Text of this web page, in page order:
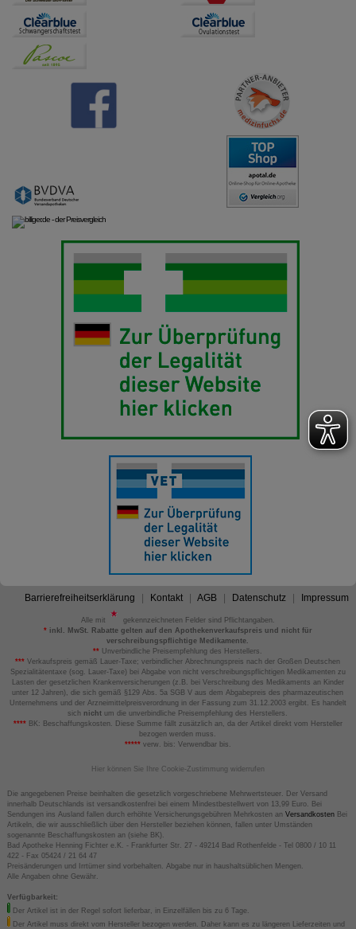
Barrierefreiheitserklärung Kontakt AGB Datenschutz Impressum
Alle mit
gekennzeichneten Felder sind Pflichtangaben.
*inkl. MwSt. Rabatte gelten auf den Apothekenverkaufspreis und nicht für
verschreibungspflichtige Medikamente.
** Unverbindliche Preisempfehlung des Herstellers.
*** Verkaufspreis gemäß Lauer-Taxe; verbindlicher Abrechnungspreis nach der Großen Deutschen
Spezialitätentaxe (sog. Lauer-Taxe) bei Abgabe von nicht verschreibungspflichtigen Medikamenten zu
Lasten der gesetzlichen Krankenversicherungen (z.B. bei Verschreibung des Medikaments an Kinder
unter 12 Jahren), die sich gemäß §129 Abs. 5a SGB V aus dem Abgabepreis des pharmazeutischen
Unternehmens und der Arzneimittelpreisverordnung in der Fassung zum 31.12.2003 ergibt. Es handelt
sich nicht um die unverbindliche Preisempfehlung des Herstellers.
****BK: Beschaffungskosten. Diese Summe fällt zusätzlich an, da der Artikel direkt vom Hersteller
bezogen werden muss.
*****verw. bis: Verwendbar bis.
Hier können Sie Ihre Cookie-Zustimmung widerrufen
Die angegebenen Preise beinhalten die gesetzlich vorgeschriebene Mehrwertsteuer. Der Versand
innerhalb Deutschlands ist versandkostenfrei bei einem Mindestbestellwert von 13,99 Euro. Bei
Sendungen ins Ausland fallen durch erhöhte Versicherungsgebühren Mehrkosten an VersandkostenBei
Artikeln, die wir ausschließlich über den Hersteller beziehen können, fallen unter Umständen
sogenannte Beschaffungskosten an (siehe BK).
Bad Apotheke Henning Fichter e.K. - Frankfurter Str. 27 - 49214 Bad Rothenfelde - Tel 0800 / 10 11
422 - Fax 05424 / 21 64 47
Preisänderungen und Irrtümer sind vorbehalten. Abgabe nur in haushaltsüblichen Mengen.
Alle Angaben ohne Gewähr.
Verfügbarkeit:
Der Artikel ist in der Regel sofort lieferbar, in Einzelfällen bis zu 6 Tage.
Der Artikel muss direkt vom Hersteller bezogen werden. Daher kann es zu längeren Lieferzeiten und